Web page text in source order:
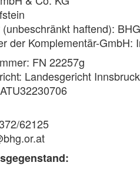
haftend):
der Komplementär-
FN 22257g
Landesgericht Innsbruck
62125